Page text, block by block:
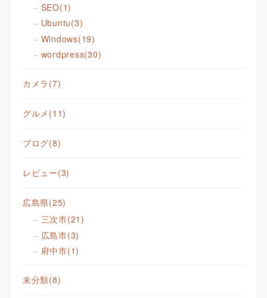
SEO(1)
Ubuntu(3)
Windows(19)
wordpress(30)
カメラ (7)
グルメ (11)
ブログ(8)
レビュー(3)
広島県(25)
三次市(21)
広島市(3)
府中市(1)
未分類(8)